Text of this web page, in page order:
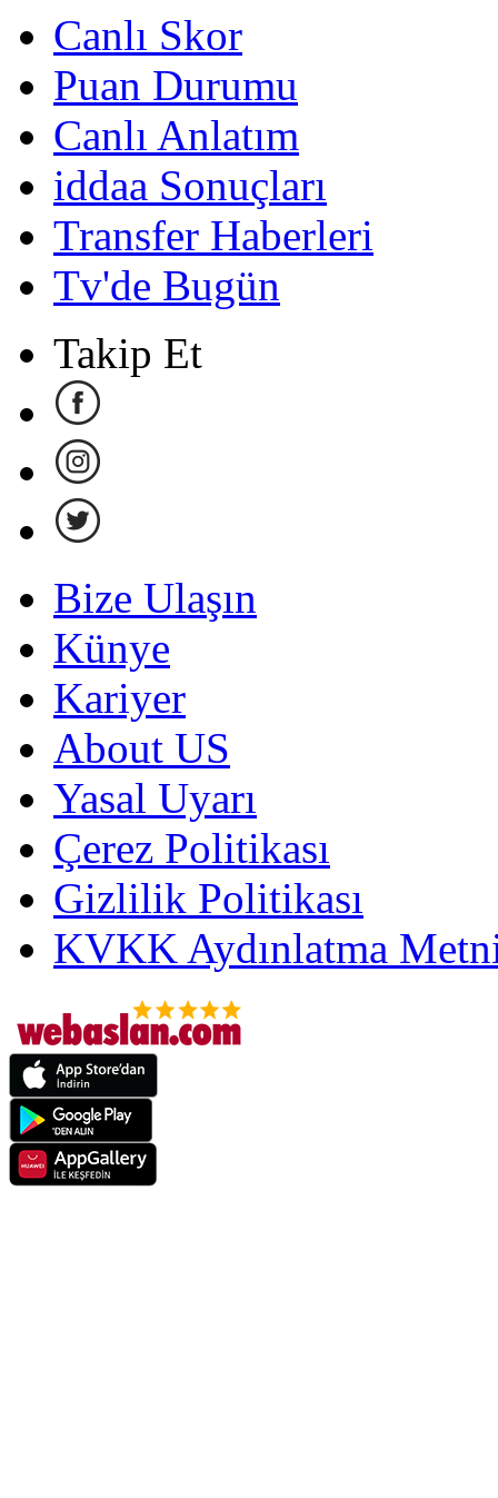
Canlı Skor
Puan Durumu
Canlı Anlatım
iddaa Sonuçları
Transfer Haberleri
Tv'de Bugün
Takip Et
Bize Ulaşın
Künye
Kariyer
About US
Yasal Uyarı
Çerez Politikası
Gizlilik Politikası
KVKK Aydınlatma